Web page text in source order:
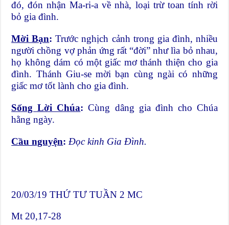
đó, đón nhận Ma-ri-a về nhà, loại trừ toan tính rời
bỏ gia đình.
Mời Bạn: Trước nghịch cảnh trong gia đình, nhiều
người chồng vợ phản ứng rất “đời” như lìa bỏ nhau,
họ không dám có một giấc mơ thánh thiện cho gia
đình. Thánh Giu-se mời bạn cùng ngài có những
giấc mơ tốt lành cho gia đình.
Sống Lời Chúa: Cùng dâng gia đình cho Chúa
hằng ngày.
Cầu nguyện: Đọc kinh Gia Đình.
20/03/19 THỨ TƯ TUẦN 2 MC
Mt 20,17-28